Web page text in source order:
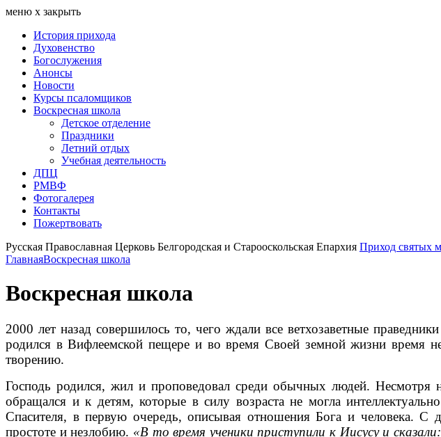
меню х закрыть
История прихода
Духовенство
Богослужения
Анонсы
Новости
Курсы псаломщиков
Воскресная школа
Детское отделение
Праздники
Летний отдых
Учебная деятельность
ДПЦ
РМВФ
Фотогалерея
Контакты
Пожертвовать
Русская Православная Церковь Белгородская и Старооскольская Епархия Приход святых
ГлавнаяВоскресная школа
Воскресная школа
2000 лет назад совершилось то, чего ждали все ветхозаветные
родился в Вифлеемской пещере и во время Своей земной жизни время
творению.
Господь родился, жил и проповедовал среди обычных людей.
обращался и к детям, которые в силу возраста не могла
Спасителя, в первую очередь, описывая отношения Бога и человека. С
простоте и незлобию. «В то время ученики приступили к Иисусу и